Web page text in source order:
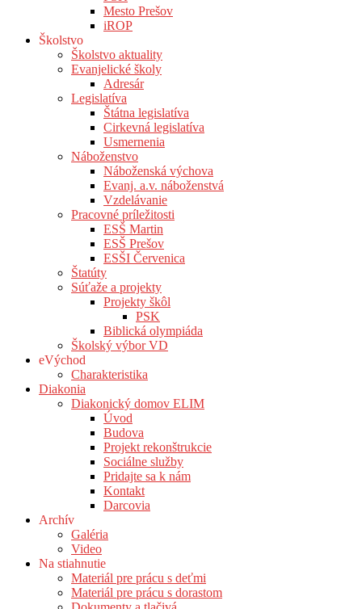
Mesto Prešov
iROP
Školstvo
Školstvo aktuality
Evanjelické školy
Adresár
Legislatíva
Štátna legislatíva
Cirkevná legislatíva
Usmernenia
Náboženstvo
Náboženská výchova
Evanj. a.v. náboženstvá
Vzdelávanie
Pracovné príležitosti
ESŠ Martin
ESŠ Prešov
ESŠI Červenica
Štatúty
Súťaže a projekty
Projekty škôl
PSK
Biblická olympiáda
Školský výbor VD
eVýchod
Charakteristika
Diakonia
Diakonický domov ELIM
Úvod
Budova
Projekt rekonštrukcie
Sociálne služby
Pridajte sa k nám
Kontakt
Darcovia
Archív
Galéria
Video
Na stiahnutie
Materiál pre prácu s deťmi
Materiál pre prácu s dorastom